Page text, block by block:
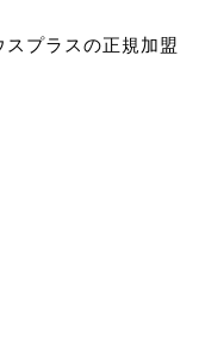
プラスの正規加盟